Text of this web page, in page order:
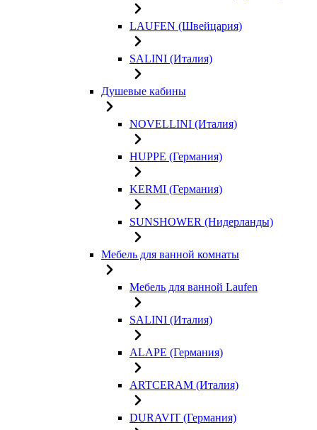
LAUFEN (Швейцария)
SALINI (Италия)
Душевые кабины
NOVELLINI (Италия)
HUPPE (Германия)
KERMI (Германия)
SUNSHOWER (Нидерланды)
Мебель для ванной комнаты
Мебель для ванной Laufen
SALINI (Италия)
ALAPE (Германия)
ARTCERAM (Италия)
DURAVIT (Германия)